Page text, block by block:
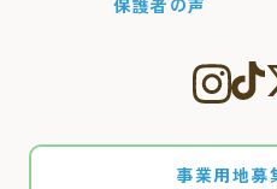
保護者の声
事業用地募